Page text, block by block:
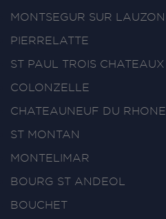
MONTSEGUR SUR LAUZON
PIERRELATTE
ST PAUL TROIS CHATEAUX
COLONZELLE
CHATEAUNEUF DU RHONE
ST MONTAN
MONTELIMAR
BOURG ST ANDEOL
BOUCHET